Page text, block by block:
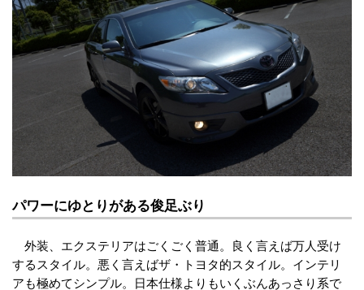
パワーにゆとりがある俊足ぶり
外装、エクステリアはごくごく普通。良く言えば万人受け
するスタイル。悪く言えばザ・トヨタ的スタイル。インテリ
アも極めてシンプル。日本仕様よりもいくぶんあっさり系で